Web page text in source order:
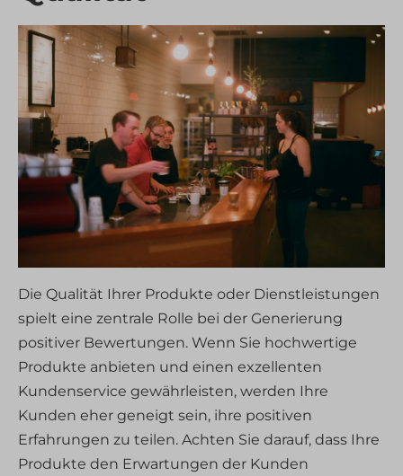
Die Qualität Ihrer Produkte oder Dienstleistungen
spielt eine zentrale Rolle bei der Generierung
positiver Bewertungen. Wenn Sie hochwertige
Produkte anbieten und einen exzellenten
Kundenservice gewährleisten, werden Ihre
Kunden eher geneigt sein, ihre positiven
Erfahrungen zu teilen. Achten Sie darauf, dass Ihre
Produkte den Erwartungen der Kunden
tarteaucitron
termsfeed_pc1_consent
twCookieConsent
wpc*
www.gstatic.com